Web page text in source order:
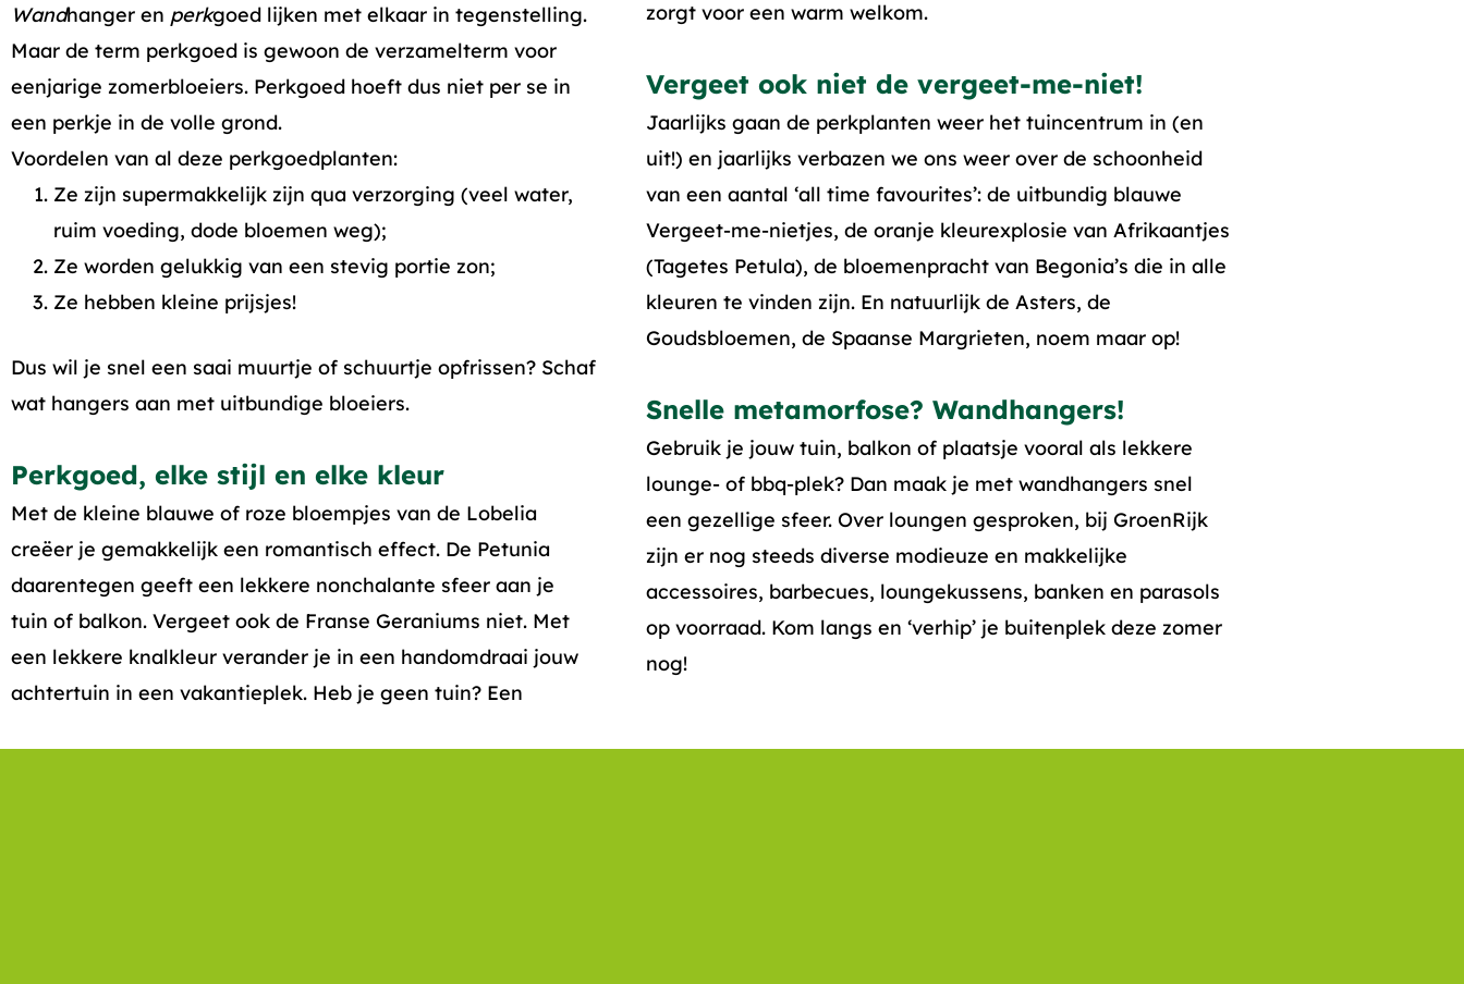
Wandhanger en perkgoed lijken met elkaar in tegenstelling.
Maar de term perkgoed is gewoon de verzamelterm voor
eenjarige zomerbloeiers. Perkgoed hoeft dus niet per se in
een perkje in de volle grond.
Voordelen van al deze perkgoedplanten:
Ze zijn supermakkelijk zijn qua verzorging (veel water,
ruim voeding, dode bloemen weg);
Ze worden gelukkig van een stevig portie zon;
Ze hebben kleine prijsjes!
Dus wil je snel een saai muurtje of schuurtje opfrissen? Schaf
wat hangers aan met uitbundige bloeiers.
Perkgoed, elke stijl en elke kleur
Met de kleine blauwe of roze bloempjes van de Lobelia
creëer je gemakkelijk een romantisch effect. De Petunia
daarentegen geeft een lekkere nonchalante sfeer aan je
tuin of balkon. Vergeet ook de Franse Geraniums niet. Met
een lekkere knalkleur verander je in een handomdraai jouw
achtertuin in een vakantieplek. Heb je geen tuin? Een
zorgt voor een warm welkom.
Vergeet ook niet de vergeet-me-niet!
Jaarlijks gaan de perkplanten weer het tuincentrum in (en
uit!) en jaarlijks verbazen we ons weer over de schoonheid
van een aantal ‘all time favourites’: de uitbundig blauwe
Vergeet-me-nietjes, de oranje kleurexplosie van Afrikaantjes
(Tagetes Petula), de bloemenpracht van Begonia’s die in alle
kleuren te vinden zijn. En natuurlijk de Asters, de
Goudsbloemen, de Spaanse Margrieten, noem maar op!
Snelle metamorfose? Wandhangers!
Gebruik je jouw tuin, balkon of plaatsje vooral als lekkere
lounge- of bbq-plek? Dan maak je met wandhangers snel
een gezellige sfeer. Over loungen gesproken, bij GroenRijk
zijn er nog steeds diverse modieuze en makkelijke
accessoires, barbecues, loungekussens, banken en parasols
op voorraad. Kom langs en ‘verhip’ je buitenplek deze zomer
nog!